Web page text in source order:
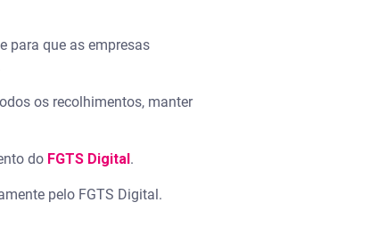
para que as empresas
os recolhimentos, manter
do FGTS Digital.
pelo FGTS Digital.